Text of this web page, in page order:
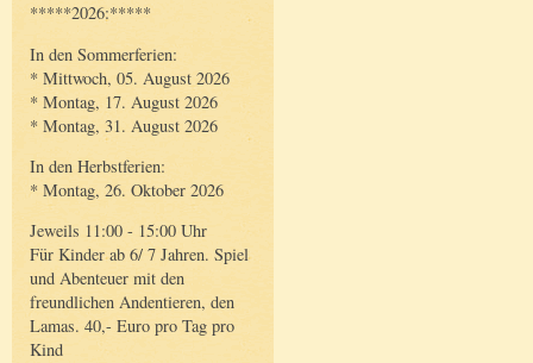
*****2026:*****
In den Sommerferien:
* Mittwoch, 05. August 2026
* Montag, 17. August 2026
* Montag, 31. August 2026
In den Herbstferien:
* Montag, 26. Oktober 2026
Jeweils 11:00 - 15:00 Uhr
Für Kinder ab 6/ 7 Jahren. Spiel
und Abenteuer mit den
freundlichen Andentieren, den
Lamas. 40,- Euro pro Tag pro
Kind